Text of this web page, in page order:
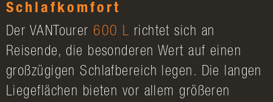
Schlafkomfort
Der VANTourer 600 L richtet sich an
Reisende, die besonderen Wert auf einen
großzügigen Schlafbereich legen. Die langen
Liegeflächen bieten vor allem größeren